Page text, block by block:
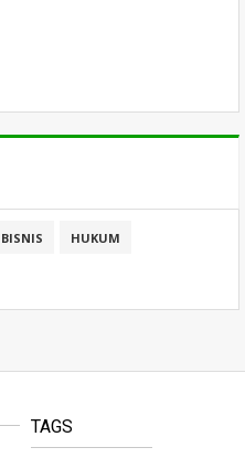
BISNIS HUKUM
TAGS